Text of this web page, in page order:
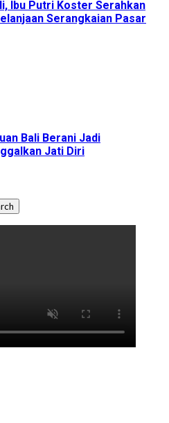
Ibu Putri Koster Serahkan
Serangkaian Pasar
Bali Berani Jadi
Jati Diri